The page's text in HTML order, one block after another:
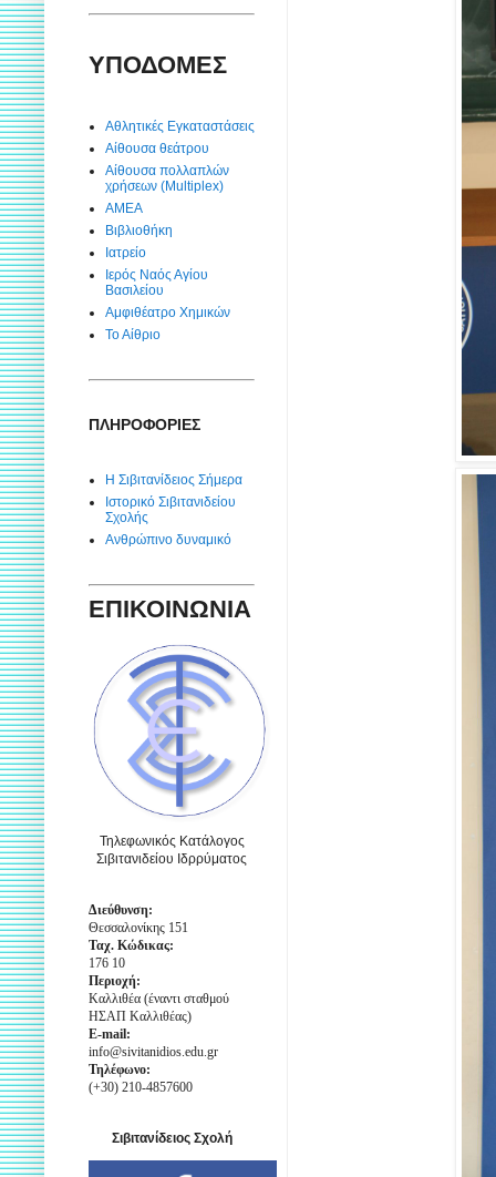
ΥΠΟΔΟΜΕΣ
Αθλητικές Εγκαταστάσεις
Αίθουσα θεάτρου
Αίθουσα πολλαπλών
χρήσεων (Multiplex)
ΑΜΕΑ
Βιβλιοθήκη
Ιατρείο
Ιερός Ναός Αγίου
Βασιλείου
Αμφιθέατρο Χημικών
Το Αίθριο
ΠΛΗΡΟΦΟΡΙΕΣ
Η Σιβιτανίδειος Σήμερα
Ιστορικό Σιβιτανιδείου
Σχολής
Ανθρώπινο δυναμικό
ΕΠΙΚΟΙΝΩΝΙΑ
Τηλεφωνικός Κατάλογος
Σιβιτανιδείου Ιδρρύματος
Διεύθυνση:
Θεσσαλονίκης 151
Ταχ. Κώδικας:
176 10
Περιοχή:
Καλλιθέα (έναντι σταθμού
ΗΣΑΠ Καλλιθέας)
E-mail:
info@sivitanidios.edu.gr
Τηλέφωνο:
(+30) 210-4857600
Σιβιτανίδειος Σχολή